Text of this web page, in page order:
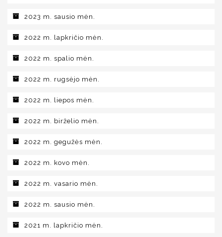
2023 m. sausio mėn.
2022 m. lapkričio mėn.
2022 m. spalio mėn.
2022 m. rugsėjo mėn.
2022 m. liepos mėn.
2022 m. birželio mėn.
2022 m. gegužės mėn.
2022 m. kovo mėn.
2022 m. vasario mėn.
2022 m. sausio mėn.
2021 m. lapkričio mėn.